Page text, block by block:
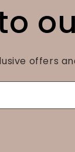
offers